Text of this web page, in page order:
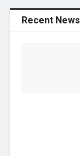
Recent News